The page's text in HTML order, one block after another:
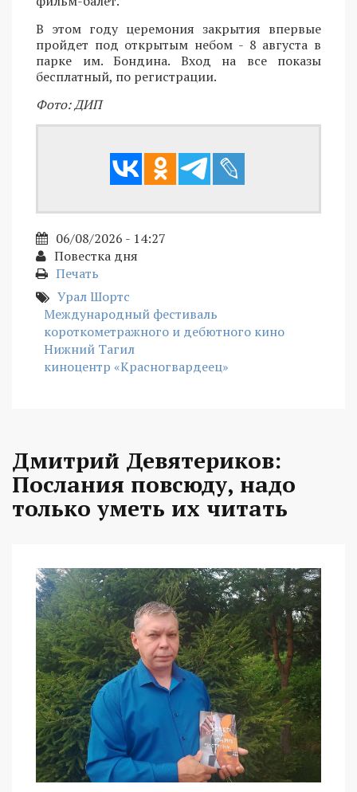
В этом году церемония закрытия впервые
пройдет под открытым небом - 8 августа в
парке им. Бондина. Вход на все показы
бесплатный, по регистрации.
Фото: ДИП
06/08/2026 - 14:27
Повестка дня
Печать
Урал Шортс
Международный фестиваль
короткометражного и дебютного кино
Нижний Тагил
киноцентр «Красногвардеец»
Дмитрий Девятериков:
Послания повсюду, надо
только уметь их читать